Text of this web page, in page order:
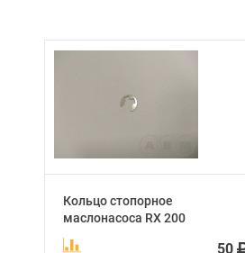
Кольцо стопорное
маслонасоса RX 200
50